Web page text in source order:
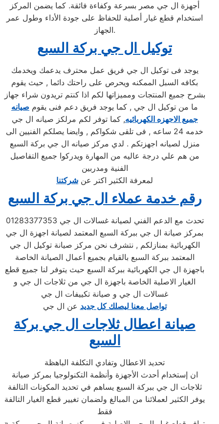
أجهزة ال جي مصر بسرعة وكفاءة فائقة. كما يضمن المركز
استخدام قطع غيار أصلية للحفاظ على جودة الأداء وطول عمر
الجهاز.
توكيل ال جي بركة السبع
يوجد فى توكيل ال جي فريق عمل محترف يدعمك ويخدمك
بكافه السبل الممكنه ويحرص على راحتك دائما , حيث يقوم
بشرح جميع المنتجات ومميزاتها لكم اذا كنتم تريدون شراء جهاز
ما من توكيل ال جي , كما يوجد فريق دعم فنى يقوم صيانه
جميع الاجهزه الكهربائيه, كما توفر لكم مرلكز صيانه ال جي
خدمه 24 ساعه , فى تلقى شكواكم , وايضا يصلكم الفنيين الى
منزل لصيانه اجهزتكم . لدي مركز صيانه ال جي بركة السبع
من هم علي درجة عاليه من المهارة ويدركوا جميع التفاصيل
الفنية ومدربين
لمعرفة الكثير اكتر عن شركتنا
رقم خدمة عملاء ال جي بركة السبع
تحدث مع الدعم الفني لصيانة غسالات ال جي 01283377353
بمركز صيانة ال جي ببركة السبع المعتمد لصيانة اجهزة ال جي
الكهربائية بمنازلكم , نتشرف نحن مركز صيانة توكيل ال جي
المعتمد ببركة السبع بالقيام بجميع أعمال الصيانة الخاصة
باجهزة ال جي الكهربائية ببركة السبع حيث يتوفر لنا جميع قطع
الغيار الاصلية الخاصة باجهزة ال جي من ثلاجات ال جي و
غسالات ال جي و صيانة تكييفات ال جي
تواصل معنا ليصلك كل جديد عن ال جي
صيانة اعطال ثلاجات ال جي بركة
السبع
تحديد الاعطال وتفادي التكلفة الباهظة
ان إستخدام أحدث الأجهزة وأنظمة التكنولوجيا بمركز صيانة
ثلاجات ال جي ببركة السبع يساهم في تحديد المكونات التالفة
يوفر الكثير لعملائنا من المبالغ ولضمان تغيير قطع الغيار التالفة
فقط